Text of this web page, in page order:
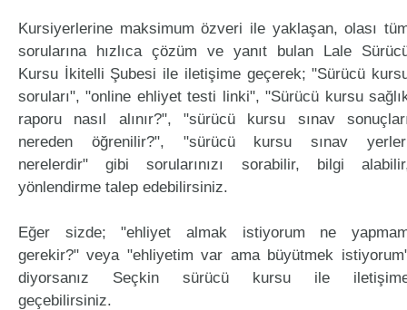
Kursiyerlerine maksimum özveri ile yaklaşan, olası
sorularına hızlıca çözüm ve yanıt bulan Lale
Kursu İkitelli Şubesi ile iletişime geçerek; "Sürücü
soruları", "online ehliyet testi linki", "Sürücü kursu
raporu nasıl alınır?", "sürücü kursu sınav
nereden öğrenilir?", "sürücü kursu sınav
nerelerdir" gibi sorularınızı sorabilir, bilgi
yönlendirme talep edebilirsiniz.
Eğer sizde; "ehliyet almak istiyorum ne
gerekir?" veya "ehliyetim var ama büyütmek
diyorsanız Seçkin sürücü kursu ile
geçebilirsiniz.